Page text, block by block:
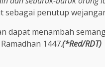
penutup
dapat menambah
1447.(*Red/RDT)